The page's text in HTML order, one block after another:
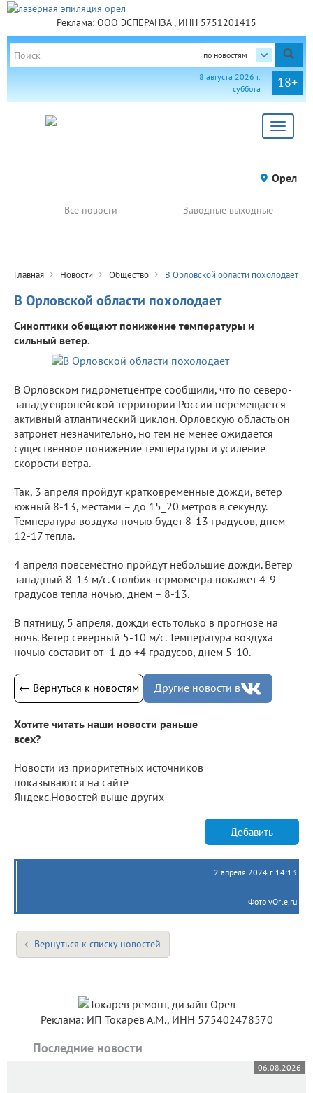
Реклама: ООО ЭСПЕРАНЗА , ИНН 5751201415
по новостям
18+
8 августа 2026 г.
суббота
Toggle
Орел
Все новости Заводные выходные
Главная Новости Общество В Орловской области похолодает
В Орловской области похолодает
Синоптики обещают понижение температуры и
сильный ветер.
В Орловском гидрометцентре сообщили, что по северо-
западу европейской территории России перемещается
активный атлантический циклон. Орловскую область он
затронет незначительно, но тем не менее ожидается
существенное понижение температуры и усиление
скорости ветра.
Так, 3 апреля пройдут кратковременные дожди, ветер
южный 8-13, местами – до 15_20 метров в секунду.
Температура воздуха ночью будет 8-13 градусов, днем –
12-17 тепла.
4 апреля повсеместно пройдут небольшие дожди. Ветер
западный 8-13 м/с. Столбик термометра покажет 4-9
градусов тепла ночью, днем – 8-13.
В пятницу, 5 апреля, дожди есть только в прогнозе на
ночь. Ветер северный 5-10 м/с. Температура воздуха
ночью составит от -1 до +4 градусов, днем 5-10.
← Вернуться к новостям Другие новости в
Хотите читать наши новости раньше
всех?
Новости из приоритетных источников
показываются на сайте
Яндекс.Новостей выше других
Добавить
2 апреля 2024 г. 14:13
Фото vOrle.ru
Вернуться к списку новостей
Реклама: ИП Токарев А.М., ИНН 575402478570
Последние новости
06.08.2026